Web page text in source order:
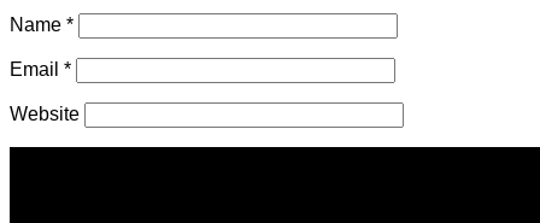
Name *
Email *
Website